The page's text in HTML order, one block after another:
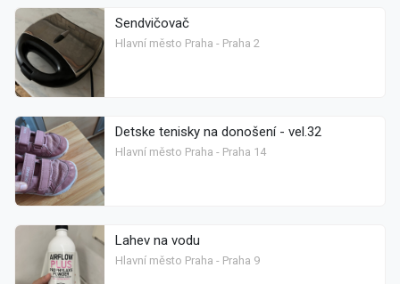
Sendvičovač
Hlavní město Praha - Praha 2
Detske tenisky na donošení - vel.32
Hlavní město Praha - Praha 14
Lahev na vodu
Hlavní město Praha - Praha 9